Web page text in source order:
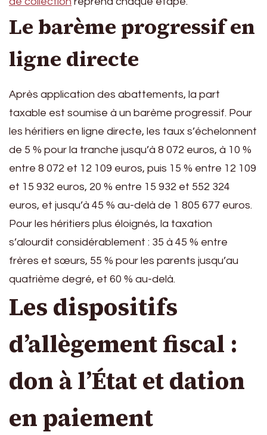
Le barème progressif en
ligne directe
Après application des abattements, la part
taxable est soumise à un barème progressif. Pour
les héritiers en ligne directe, les taux s’échelonnent
de 5 % pour la tranche jusqu’à 8 072 euros, à 10 %
entre 8 072 et 12 109 euros, puis 15 % entre 12 109
et 15 932 euros, 20 % entre 15 932 et 552 324
euros, et jusqu’à 45 % au-delà de 1 805 677 euros.
Pour les héritiers plus éloignés, la taxation
s’alourdit considérablement : 35 à 45 % entre
frères et sœurs, 55 % pour les parents jusqu’au
quatrième degré, et 60 % au-delà.
Les dispositifs
d’allègement fiscal :
don à l’État et dation
en paiement